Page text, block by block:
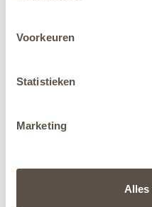
Voorkeuren
Statistieken
Marketing
Alles